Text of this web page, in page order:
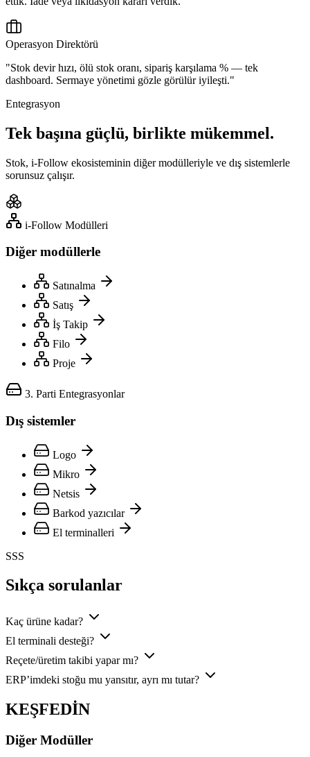
Operasyon Direktörü
"Stok devir hızı, ölü stok oranı, sipariş karşılama % — tek
dashboard. Sermaye yönetimi gözle görülür iyileşti."
Entegrasyon
Tek başına güçlü, birlikte mükemmel.
Stok, i-Follow ekosisteminin diğer modülleriyle ve dış sistemlerle
sorunsuz çalışır.
i-Follow Modülleri
Diğer modüllerle
Satınalma
Satış
İş Takip
Filo
Proje
3. Parti Entegrasyonlar
Dış sistemler
Logo
Mikro
Netsis
Barkod yazıcılar
El terminalleri
SSS
Sıkça sorulanlar
Kaç ürüne kadar?
El terminali desteği?
Reçete/üretim takibi yapar mı?
ERP’imdeki stoğu mu yansıtır, ayrı mı tutar?
KEŞFEDİN
Diğer Modüller